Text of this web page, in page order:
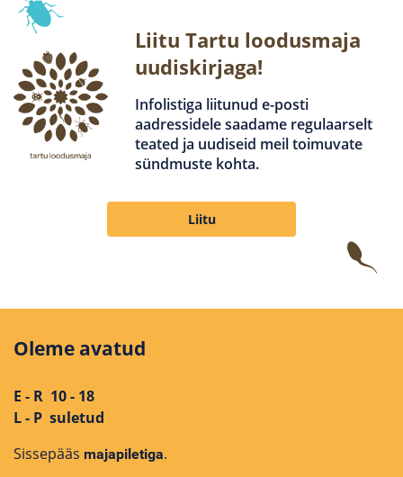
Liitu Tartu loodusmaja
uudiskirjaga!
Infolistiga liitunud e-posti
aadressidele saadame regulaarselt
teated ja uudiseid meil toimuvate
sündmuste kohta.
Liitu
Oleme avatud
E - R 10 - 18
L - P suletud
Sissepääs majapiletiga.